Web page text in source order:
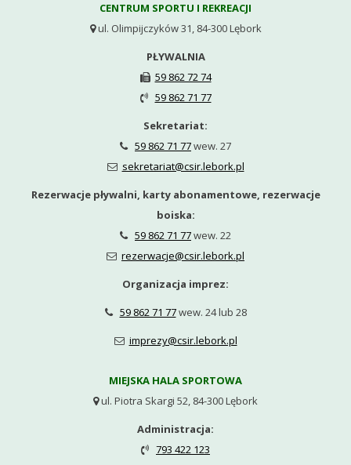
CENTRUM SPORTU I REKREACJI
ul. Olimpijczyków 31, 84-300 Lębork
PŁYWALNIA
 59 862 72 74

59 862 71 77
Sekretariat:
 59 862 71 77wew. 27
 sekretariat@csir.lebork.pl
Rezerwacje pływalni, karty abonamentowe, rezerwacje
boiska:
 59 862 71 77wew. 22
 rezerwacje@csir.lebork.pl
Organizacja imprez:
 59 862 71 77wew. 24 lub 28
 imprezy@csir.lebork.pl
MIEJSKA HALA SPORTOWA
ul. Piotra Skargi 52, 84-300 Lębork
Administracja:

793 422 123